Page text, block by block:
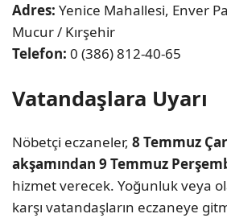
Adres: Yenice Mahallesi, Enver
Mucur / Kırşehir
Telefon: 0 (386) 812-40-65
Vatandaşlara Uyarı
Nöbetçi eczaneler, 8 Temmuz
akşamından 9 Temmuz
hizmet verecek. Yoğunluk veya
karşı vatandaşların eczaneye